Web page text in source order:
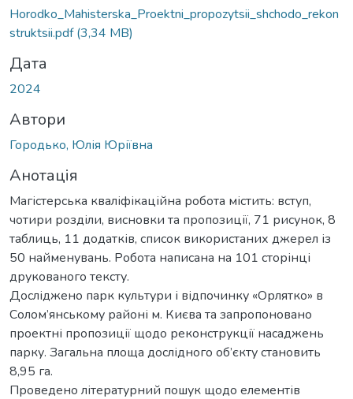
Horodko_Mahisterska_Proektni_propozytsii_shchodo_rekon
struktsii.pdf(3,34 MB)
Дата
2024
Автори
Городько, Юлія Юріївна
Анотація
Магістерська кваліфікаційна робота містить: вступ,
чотири розділи, висновки та пропозиції, 71 рисунок, 8
таблиць, 11 додатків, список використаних джерел із
50 найменувань. Робота написана на 101 сторінці
друкованого тексту.
Досліджено парк культури і відпочинку «Орлятко» в
Солом’янському районі м. Києва та запропоновано
проектні пропозиції щодо реконструкції насаджень
парку. Загальна площа дослідного об’єкту становить
8,95 га.
Проведено літературний пошук щодо елементів